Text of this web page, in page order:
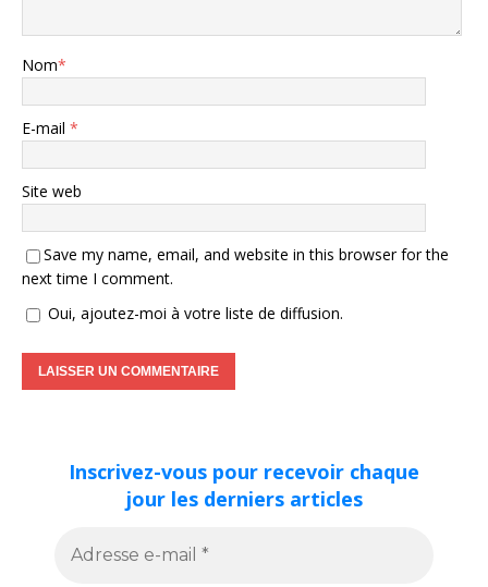
Nom*
E-mail *
Site web
Save my name, email, and website in this browser for the
next time I comment.
Oui, ajoutez-moi à votre liste de diffusion.
Inscrivez-vous pour recevoir chaque
jour les derniers articles